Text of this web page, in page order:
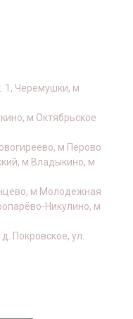
1, Черемушки, м
м Октябрьское
м Перово
м Владыкино, м
м Молодежная
Никулино, м
Покровское, ул.